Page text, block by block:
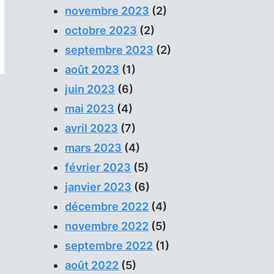
novembre 2023 (2)
octobre 2023 (2)
septembre 2023 (2)
août 2023 (1)
juin 2023 (6)
mai 2023 (4)
avril 2023 (7)
mars 2023 (4)
février 2023 (5)
janvier 2023 (6)
décembre 2022 (4)
novembre 2022 (5)
septembre 2022 (1)
août 2022 (5)